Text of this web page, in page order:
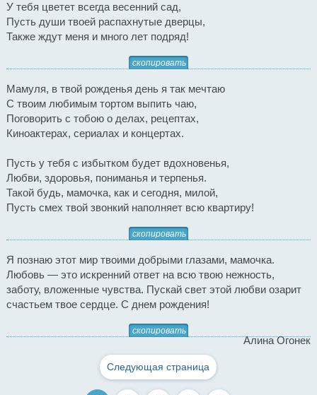
У тебя цветет всегда весенний сад,
Пусть души твоей распахнутые дверцы,
Также ждут меня и много лет подряд!
скопировать
Мамуля, в твой рожденья день я так мечтаю
С твоим любимым тортом выпить чаю,
Поговорить с тобою о делах, рецептах,
Киноактерах, сериалах и концертах.
Пусть у тебя с избытком будет вдохновенья,
Любви, здоровья, пониманья и терпенья.
Такой будь, мамочка, как и сегодня, милой,
Пусть смех твой звонкий наполняет всю квартиру!
скопировать
Я познаю этот мир твоими добрыми глазами, мамочка.
Любовь — это искренний ответ на всю твою нежность,
заботу, вложенные чувства. Пускай свет этой любви озарит
счастьем твое сердце. С днем рождения!
скопировать
Алина Огонек
Следующая страница